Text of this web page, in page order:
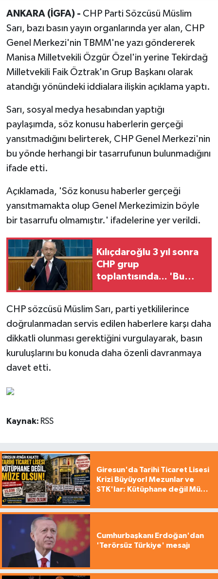
ANKARA (İGFA) - CHP Parti Sözcüsü Müslim
Sarı, bazı basın yayın organlarında yer alan, CHP
Genel Merkezi'nin TBMM'ne yazı göndererek
Manisa Milletvekili Özgür Özel'in yerine Tekirdağ
Milletvekili Faik Öztrak'ın Grup Başkanı olarak
atandığı yönündeki iddialara ilişkin açıklama yaptı.
Sarı, sosyal medya hesabından yaptığı
paylaşımda, söz konusu haberlerin gerçeği
yansıtmadığını belirterek, CHP Genel Merkezi'nin
bu yönde herhangi bir tasarrufunun bulunmadığını
ifade etti.
Açıklamada, 'Söz konusu haberler gerçeği
yansıtmamakta olup Genel Merkezimizin böyle
bir tasarrufu olmamıştır.' ifadelerine yer verildi.
Kılıçdaroğlu 3 yıl sonra
CHP grup
toplantısında... 'Bu
CHP sözcüsü Müslim Sarı, parti yetkililerince
doğrulanmadan servis edilen haberlere karşı daha
dikkatli olunması gerektiğini vurgulayarak, basın
kuruluşlarını bu konuda daha özenli davranmaya
davet etti.
Kaynak: RSS
Giresun'da Tarihi Ticaret Lisesi
Krizi Büyüyor! Mezunlar ve
STK'lar: Kütüphane değil Müze
Cumhurbaşkanı Erdoğan'dan
'Terörsüz Türkiye' mesajı